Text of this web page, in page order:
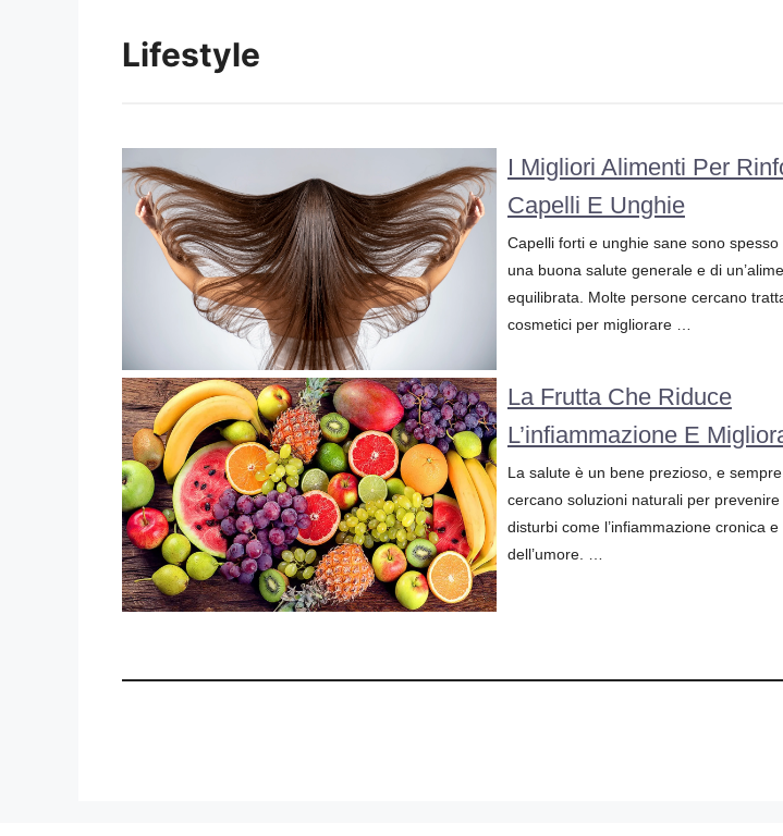
Lifestyle
I Migliori Alimenti Per
Capelli E Unghie
Capelli forti e unghie sane sono spesso
una buona salute generale e di
equilibrata. Molte persone cercano
cosmetici per migliorare …
La Frutta Che Riduce
L’infiammazione E
La salute è un bene prezioso, e
cercano soluzioni naturali per
disturbi come l’infiammazione cronica e
dell’umore. …